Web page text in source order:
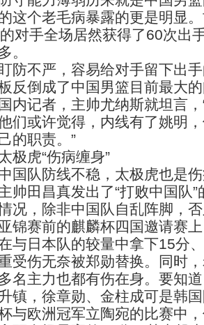
这个老毛病暴露的更是明显
对手全场居然获得了60次出
。
不严，容易给对手留下出手
反倒成了中国男篮目前最大
内记者，主帅尤纳斯就坦言
们或许觉得，内线有了姚明
的职责。”
虎“伤病缠身”
队防线不稳，太极虎也是伤
帅田昌真发出了“打败中国队
况，除非中国队自乱阵脚，
赛前的麒麟杯四国邀请赛上
与日本队的较量中拿下15分
受伤无奈被郑勋替换。同时
名主力也都有伤在身。要知
镇，徐章勋、金柱成可是韩
与欧洲冠军立陶宛的比赛中